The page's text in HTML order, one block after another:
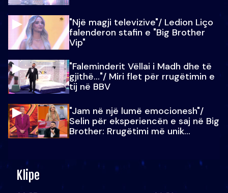
"Një magji televizive"/ Ledion Liço
falenderon stafin e "Big Brother
Vip"
"Faleminderit Vëllai i Madh dhe të
gjithë…"/ Miri flet për rrugëtimin e
tij në BBV
"Jam në një lumë emocionesh"/
Selin për eksperiencën e saj në Big
Brother: Rrugëtimi më unik…
Klipe